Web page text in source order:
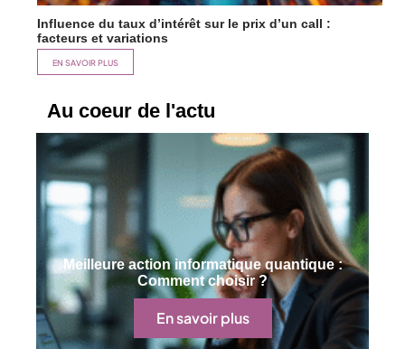
Influence du taux d’intérêt sur le prix d’un call :
facteurs et variations
EN SAVOIR PLUS
Au coeur de l'actu
Meilleure action informatique quantique :
Comment choisir ?
En savoir plus